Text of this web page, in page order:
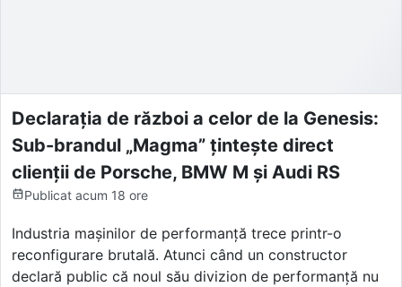
Declarația de război a celor de la Genesis:
Sub-brandul „Magma” țintește direct
clienții de Porsche, BMW M și Audi RS
Publicat acum 18 ore
Industria mașinilor de performanță trece printr-o
reconfigurare brutală. Atunci când un constructor
declară public că noul său divizion de performanță nu